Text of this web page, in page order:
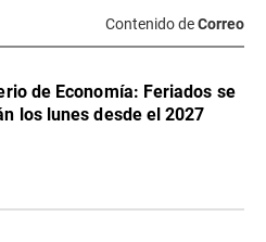
Contenido deCorreo
de Economía: Feriados se
los lunes desde el 2027